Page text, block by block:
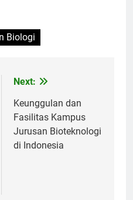
Biologi
Next:
Keunggulan dan
Fasilitas Kampus
Jurusan Bioteknologi
di Indonesia